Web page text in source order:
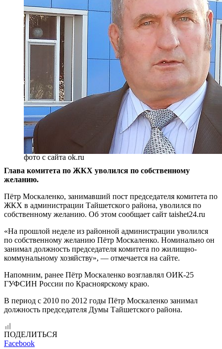
фото с сайта ok.ru
Глава комитета по ЖКХ уволился по собственному
желанию.
Пётр Москаленко, занимавший пост председателя комитета по
ЖКХ в администрации Тайшетского района, уволился по
собственному желанию. Об этом сообщает сайт taishet24.ru
«На прошлой неделе из районной администрации уволился
по собственному желанию Пётр Москаленко. Номинально он
занимал должность председателя комитета по жилищно-
коммунальному хозяйству», — отмечается на сайте.
Напомним, ранее Пётр Москаленко возглавлял ОИК-25
ГУФСИН России по Красноярскому краю.
В период с 2010 по 2012 годы Пётр Москаленко занимал
должность председателя Думы Тайшетского района.
ПОДЕЛИТЬСЯ
Facebook